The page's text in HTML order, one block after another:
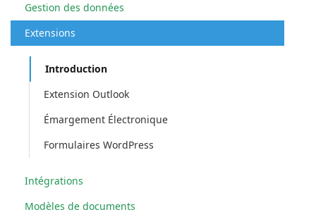
Gestion des données
Extensions
Introduction
Extension Outlook
Émargement Électronique
Formulaires WordPress
Intégrations
Modèles de documents